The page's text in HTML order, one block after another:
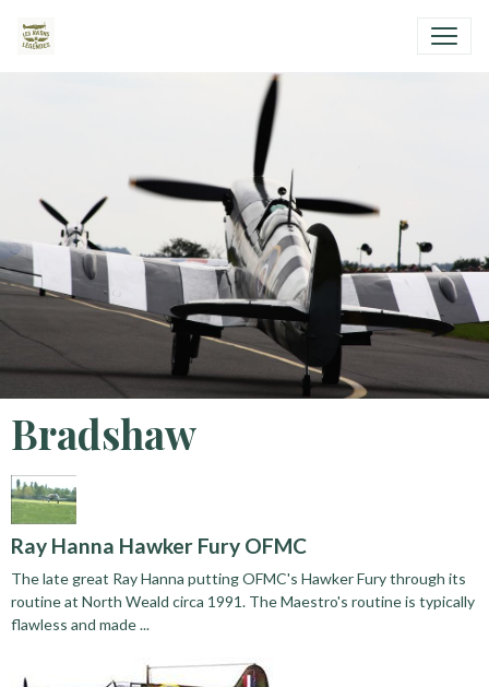
Bradshaw
Ray Hanna Hawker Fury OFMC
The late great Ray Hanna putting OFMC's Hawker Fury through its
routine at North Weald circa 1991. The Maestro's routine is typically
flawless and made ...